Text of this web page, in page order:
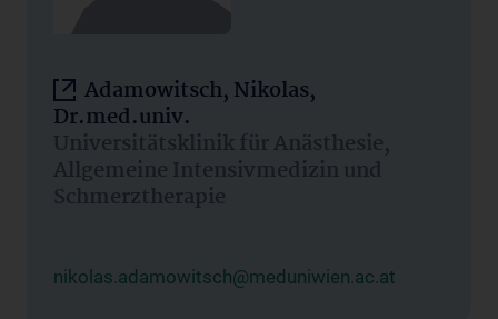
Adamowitsch, Nikolas,
Dr.med.univ.
Universitätsklinik für Anästhesie,
Allgemeine Intensivmedizin und
Schmerztherapie
nikolas.adamowitsch@meduniwien.ac.at